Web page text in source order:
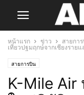
หน้าแรก ข่าว สายกา
เที่ยวปฐมฤกษ์จากเชียงรายแ
สายการบิน
K-Mile Air